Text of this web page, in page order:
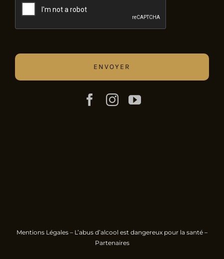
Mentions Légales – L’abus d’alcool est dangereux pour la santé –
Partenaires